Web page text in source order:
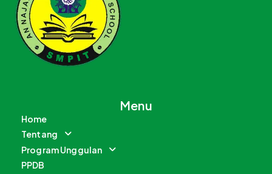
Menu
Home
Tentang
Program Unggulan
PPDB